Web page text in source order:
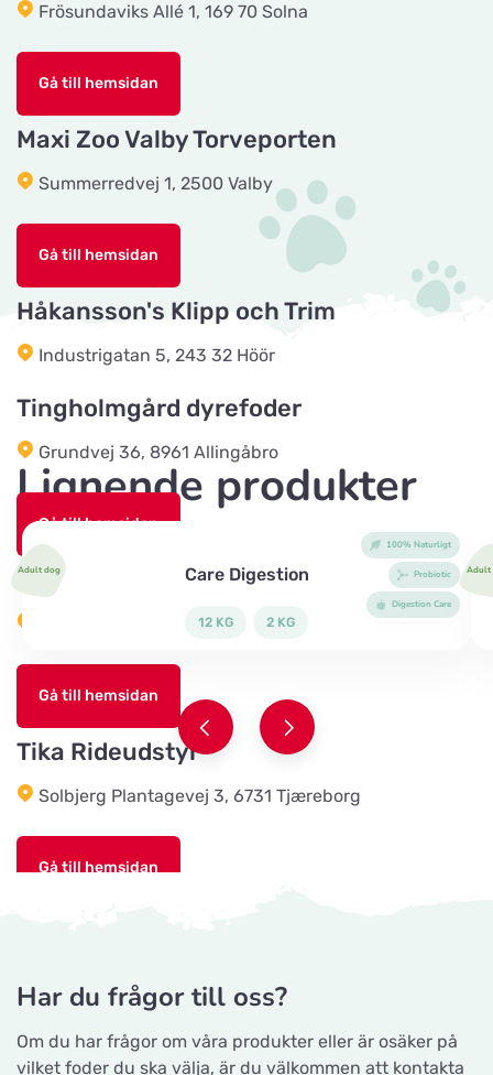
CyberZoo AB
Ladugårdsvägen 101 D
Solbjerg Plantagevej 3
Titta på kartan
Josefines sadlar
Hova 1
Titta på kartan
Ellehammersvej 4
Maxi Zoo Hobro
Thurøvej 13,
Titta på kartan
Nyborg Dyrehandel ApS
Falstervej 10G
Titta på kartan
Sporthunden Getinge
Östra Järnvägsgatan 46
Lillebovägen 3
Titta på kartan
Maia Trim & Spa
Mankis Djurtillbehör
Frösundaviks Allé 1, 169 70 Solna
Gå till hemsidan
Maxi Zoo Valby Torveporten
Summerredvej 1, 2500 Valby
Gå till hemsidan
Håkansson's Klipp och Trim
Industrigatan 5, 243 32 Höör
Tingholmgård dyrefoder
Grundvej 36, 8961 Allingåbro
Gå till hemsidan
CyberZoo AB
Ladugårdsvägen 101 D, 461 70 Trollhättan
Gå till hemsidan
Tika Rideudstyr
Solbjerg Plantagevej 3, 6731 Tjæreborg
Gå till hemsidan
Horseworld Rideudstyr
Ellehammersvej 4, 7100 Vejle
Lignende produkter
Adult dog
100% Naturligt
Probiotic
Digestion Care
Care Digestion
12 KG 2 KG
Adult
Har du frågor till oss?
Om du har frågor om våra produkter eller är osäker på
vilket foder du ska välja, är du välkommen att kontakta